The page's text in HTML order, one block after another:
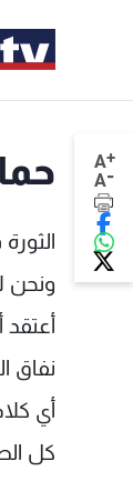
A+
A-
ونحن
نفاق
أي
كل